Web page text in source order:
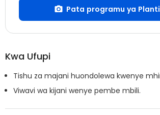
Pata programu ya
Kwa Ufupi
Tishu za majani huondolewa kwenye
Viwavi wa kijani wenye pembe mbili.